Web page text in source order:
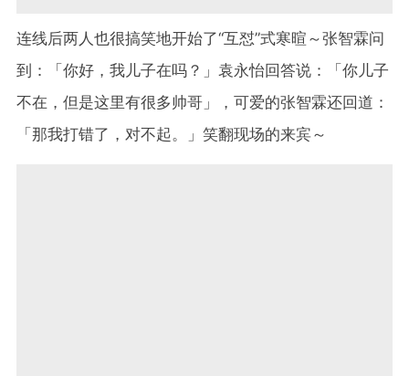
连线后两人也很搞笑地开始了“互怼”式寒暄～张智霖问
到：「你好，我儿子在吗？」袁永怡回答说：「你儿子
不在，但是这里有很多帅哥」，可爱的张智霖还回道：
「那我打错了，对不起。」笑翻现场的来宾～